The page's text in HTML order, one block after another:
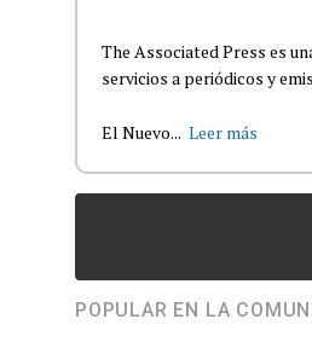
The Associated Press es
servicios a periódicos y
El Nuevo... Leer más
POPULAR EN LA